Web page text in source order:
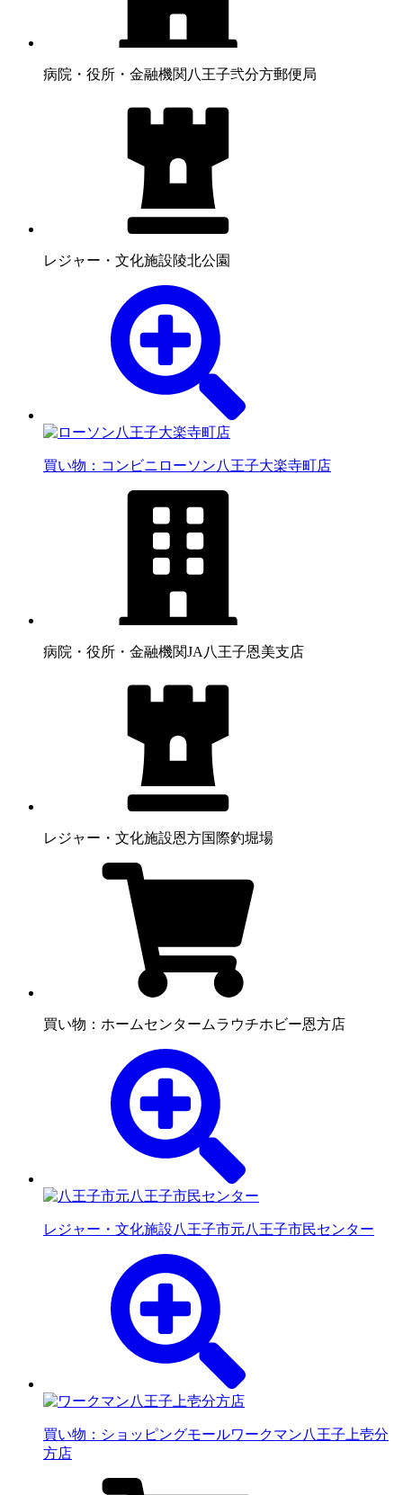
病院・役所・金融機関 八王子弐分方郵便局
レジャー・文化施設陵北公園
買い物：コンビニ ローソン八王子大楽寺町店
病院・役所・金融機関JA八王子恩美支店
レジャー・文化施設恩方国際釣堀場
買い物：ホームセンター ムラウチホビー恩方店
レジャー・文化施設八王子市元八王子市民センター
買い物：ショッピングモールワークマン八王子上壱分
方店